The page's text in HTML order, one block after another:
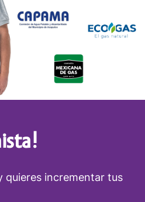
quieres incrementar tus